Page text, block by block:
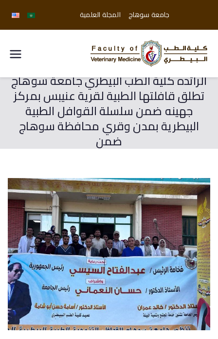
جامعة سوهاج المجلة العلمية
الطب
البيطري
جامعة
الرائده كلية الطب البيطري جامعة سوهاج
تطلق قافلتها الطبية لقرية عنيبس بمركز
جهينه ضمن سلسلة القوافل الطبية
البيطرية بمدن وقري محافظة سوهاج
ضمن